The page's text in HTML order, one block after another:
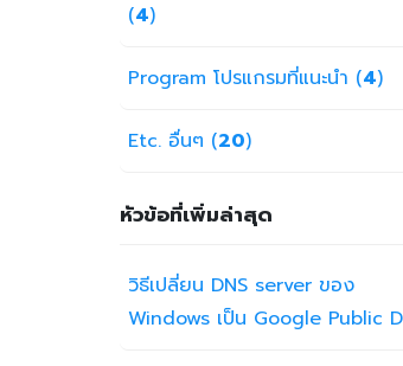
(4)
Program โปรแกรมที่แนะนำ (4)
Etc. อื่นๆ (20)
หัวข้อที่เพิ่มล่าสุด
วิธีเปลี่ยน DNS server ของ
Windows เป็น Google Public